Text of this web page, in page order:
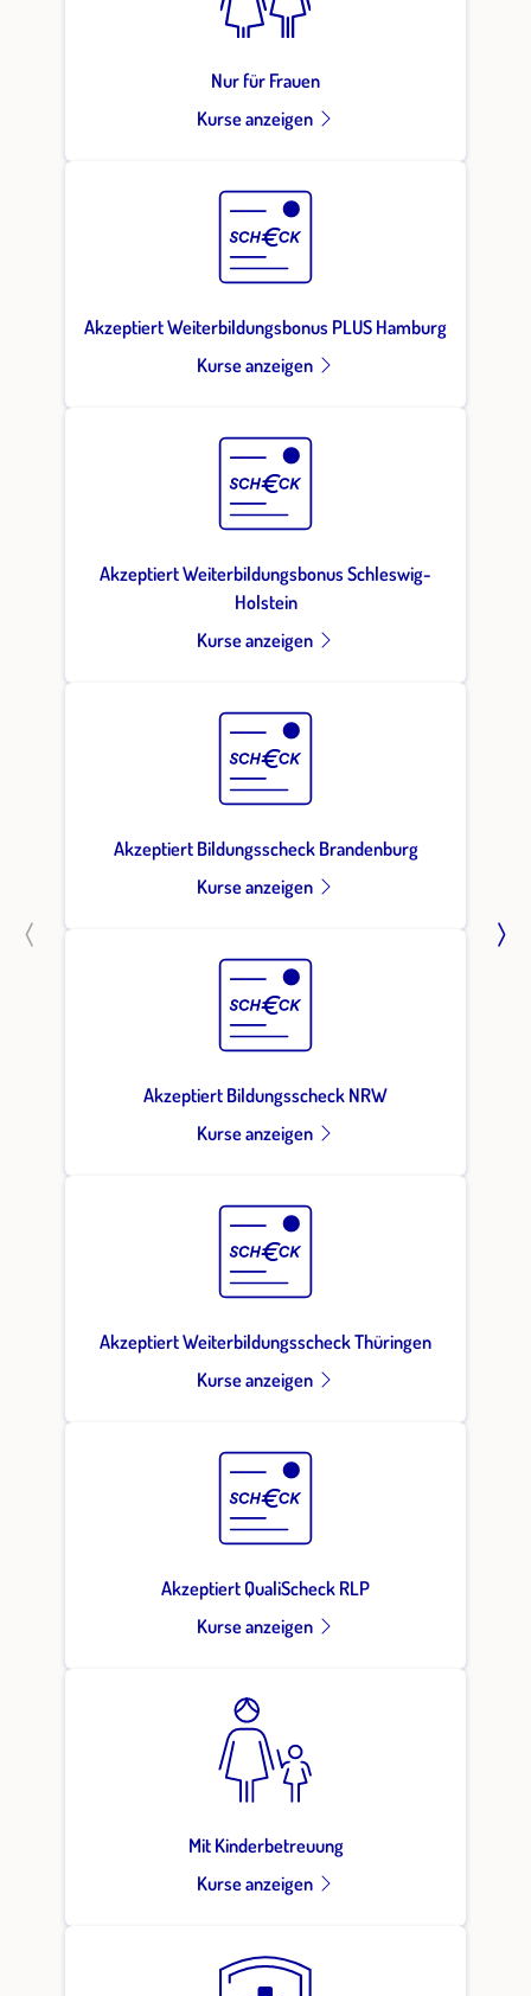
Nur für Frauen
Kurse anzeigen
Akzeptiert Weiterbildungsbonus PLUS Hamburg
Kurse anzeigen
Akzeptiert Weiterbildungsbonus Schleswig-
Holstein
Kurse anzeigen
Akzeptiert Bildungsscheck Brandenburg
Kurse anzeigen
Akzeptiert Bildungsscheck NRW
Kurse anzeigen
Akzeptiert Weiterbildungsscheck Thüringen
Kurse anzeigen
Akzeptiert QualiScheck RLP
Kurse anzeigen
Mit Kinderbetreuung
Kurse anzeigen